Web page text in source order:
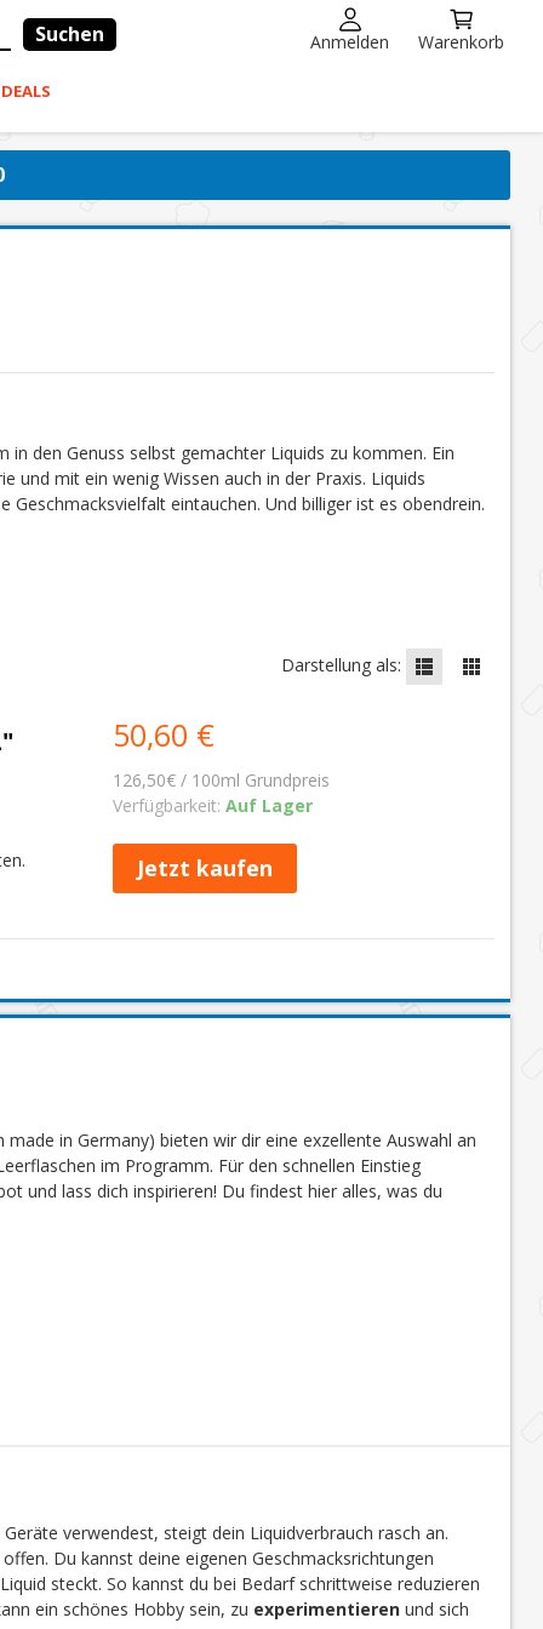
Suchen Anmelden Warenkorb
den Genuss selbst gemachter Liquids zu kommen. Ein
und mit ein wenig Wissen auch in der Praxis. Liquids
eintauchen. Und billiger ist es obendrein.
Darstellung als:
50,60 €
126,50€ / 100ml Grundpreis
Verfügbarkeit: Auf Lager
Jetzt kaufen
in Germany) bieten wir dir eine exzellente Auswahl an
im Programm. Für den schnellen Einstieg
und lass dich inspirieren! Du findest hier alles, was du
verwendest, steigt dein Liquidverbrauch rasch an.
Du kannst deine eigenen Geschmacksrichtungen
steckt. So kannst du bei Bedarf schrittweise reduzieren
ein schönes Hobby sein, zu experimentierenund sich